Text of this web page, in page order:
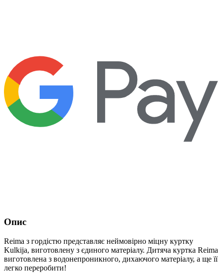
Опис
Reima з гордістю представляє неймовірно міцну куртку
Kulkija, виготовлену з єдиного матеріалу. Дитяча куртка Reima
виготовлена ​​з водонепроникного, дихаючого матеріалу, а ще її
легко переробити!